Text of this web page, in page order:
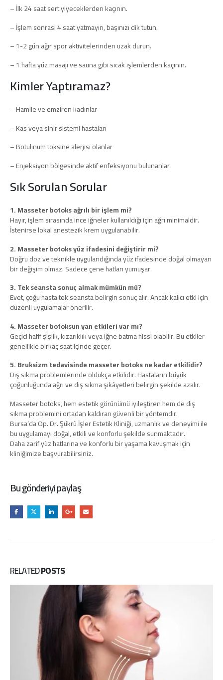
– İlk 24 saat sert yiyeceklerden kaçının.
– İşlem sonrası 4 saat yatmayın, başınızı dik tutun.
– 1-2 gün ağır spor aktivitelerinden uzak durun.
– 1 hafta yüz masajı ve sauna gibi sıcak işlemlerden kaçının.
Kimler Yaptıramaz?
– Hamile ve emziren kadınlar
– Kas veya sinir sistemi hastaları
– Botulinum toksine alerjisi olanlar
– Enjeksiyon bölgesinde aktif enfeksiyonu bulunanlar
Sık Sorulan Sorular
1. Masseter botoks ağrılı bir işlem mi?
Hayır, işlem sırasında ince iğneler kullanıldığı için ağrı minimaldir.
İstenirse lokal anestezik krem uygulanabilir.
2. Masseter botoks yüz ifadesini değiştirir mi?
Doğru doz ve teknikle uygulandığında yüz ifadesinde doğal olmayan
bir değişim olmaz. Sadece çene hatları yumuşar.
3. Tek seansta sonuç almak mümkün mü?
Evet, çoğu hasta tek seansta belirgin sonuç alır. Ancak kalıcı etki için
düzenli uygulamalar önerilir.
4. Masseter botoksun yan etkileri var mı?
Geçici hafif şişlik, kızarıklık veya iğne batma hissi olabilir. Bu etkiler
genellikle birkaç saat içinde geçer.
5. Bruksizm tedavisinde masseter botoks ne kadar etkilidir?
Diş sıkma problemlerinde oldukça etkilidir. Hastaların büyük
çoğunluğunda ağrı ve diş sıkma şikâyetleri belirgin şekilde azalır.
Masseter botoks, hem estetik görünümü iyileştiren hem de diş
sıkma problemini ortadan kaldıran güvenli bir yöntemdir.
Bursa’da Op. Dr. Şükrü İşler Estetik Kliniği, uzmanlık ve deneyimi ile
bu uygulamayı doğal, etkili ve konforlu şekilde sunmaktadır.
Daha zarif yüz hatlarına ve konforlu bir yaşama kavuşmak için
kliniğimize başvurabilirsiniz.
Bu gönderiyi paylaş
RELATEDPOSTS